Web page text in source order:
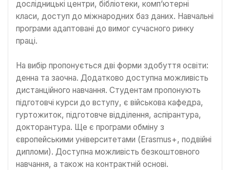
дослідницькі центри, бібліотеки, комп’ютерні
класи, доступ до міжнародних баз даних. Навчальні
програми адаптовані до вимог сучасного ринку
праці.
На вибір пропонується дві форми здобуття освіти:
денна та заочна. Додатково доступна можливість
дистанційного навчання. Студентам пропонують
підготовчі курси до вступу, є військова кафедра,
гуртожиток, підготовче відділення, аспірантура,
докторантура. Ще є програми обміну з
європейськими університетами (Erasmus+, подвійні
дипломи). Доступна можливість безкоштовного
навчання, а також на контрактній основі.